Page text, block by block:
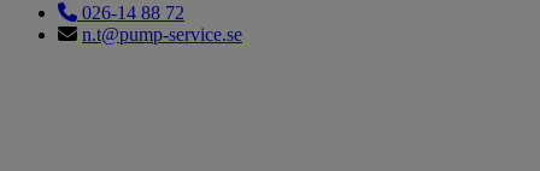
026-14 88 72
n.t@pump-service.se